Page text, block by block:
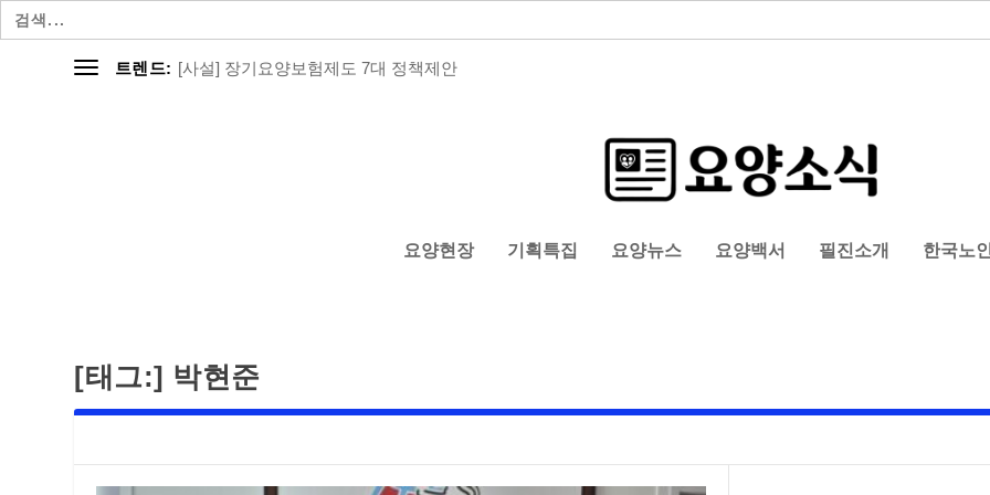
검
색:
트렌드: [사설] 장기요양보험제도 7대 정책제안
요양현장 기획특집 요양뉴스 요양백서 필진소개 한국노
[태그:] 박현준